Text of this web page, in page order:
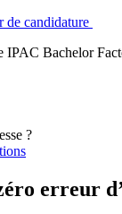
de candidature
IPAC Bachelor
?
erreur